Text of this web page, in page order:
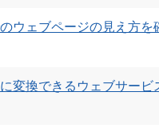
ウェブページの見え方を
変換できるウェブサービ